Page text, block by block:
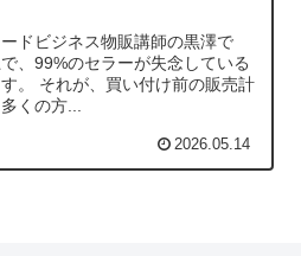
ドビジネス物販講師の黒澤で
、99%のセラーが失念している
。 それが、買い付け前の販売計
くの方...
2026.05.14